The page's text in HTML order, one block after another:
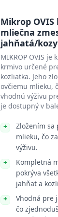
Mikrop
mliečna
jahňatá/
MIKROP OVIS je
krmivo určené
kozliatka. Jeho
ovčiemu mlieku,
vhodnú výživu
je dostupný v
Zložením sa
mlieku, čo
výživu.
Kompletná
pokrýva
jahňat a
Vhodná pre
čo